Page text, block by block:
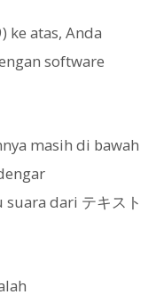
ke atas, Anda
software
masih di bawah
dari テキスト